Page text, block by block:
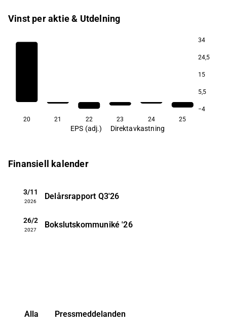
Vinst per aktie & Utdelning
34
24,5
15
5,5
−4
20 21 22 23 24 25
EPS (adj.) Direktavkastning
Finansiell kalender
3/11
2026
Delårsrapport Q3'26
26/2
2027
Bokslutskommuniké '26
Alla Pressmeddelanden